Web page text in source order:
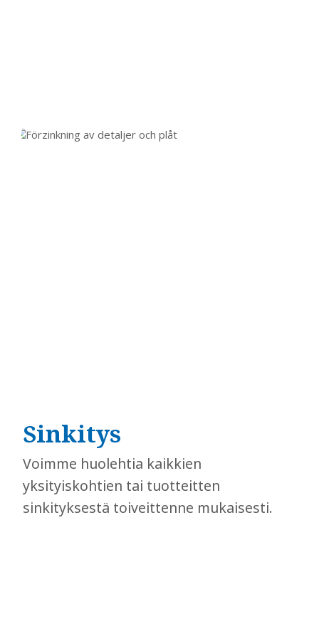
Sinkitys
Voimme huolehtia kaikkien
yksityiskohtien tai tuotteitten
sinkityksestä toiveittenne mukaisesti.